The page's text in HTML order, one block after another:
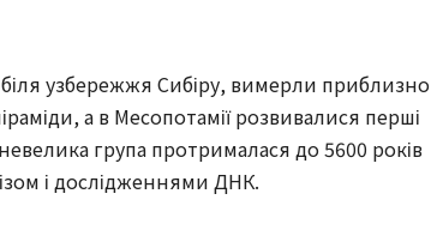
узбережжя Сибіру, вимерли приблизно
а в Месопотамії розвивалися перші
група протрималася до 5600 років
і дослідженнями ДНК.